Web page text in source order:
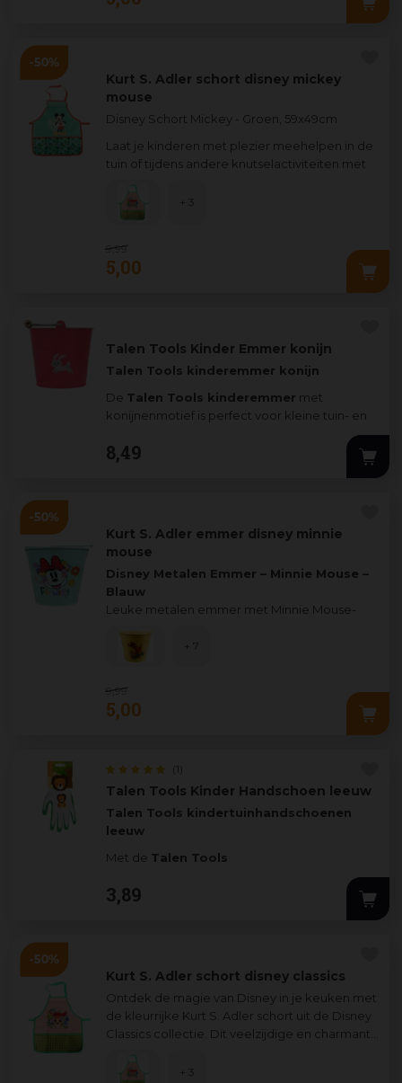
Kurt S. Adler schort disney mickey
mouse
Disney Schort Mickey - Groen, 59x49cm
Laat je kinderen met plezier meehelpen in de
tuin of tijdens andere knutselactiviteiten met
9 99
5,00
+ 3
Talen Tools Kinder Emmer konijn
Talen Tools kinderemmer konijn
De Talen Tools kinderemmer met
konijnenmotief is perfect voor kleine tuin- en
8,49
Kurt S. Adler emmer disney minnie
mouse
Disney Metalen Emmer – Minnie Mouse –
Blauw
Leuke metalen emmer met Minnie Mouse-
9 99
5,00
+ 7
Talen Tools Kinder Handschoen leeuw
(1)
Talen Tools kindertuinhandschoenen
leeuw
Met de Talen Tools
met leeuwmotief
kunnen kinderen veilig en co
3,89
Kurt S. Adler schort disney classics
Ontdek de magie van Disney in je keuken met
de kleurrijke Kurt S. Adler schort uit de Disney
Classics collectie. Dit veelzijdige en charmante
+ 3